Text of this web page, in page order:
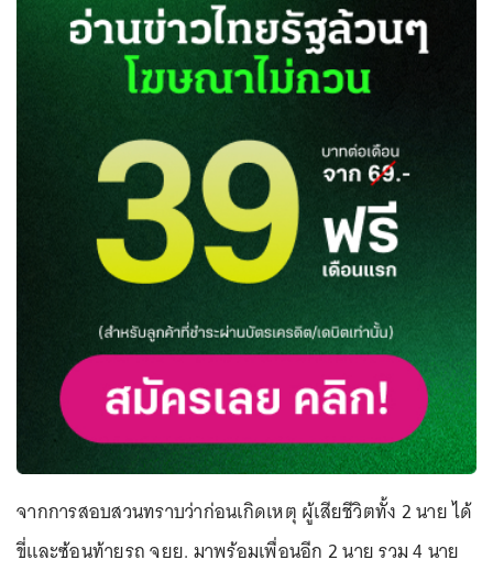
จากการสอบสวนทราบว่าก่อนเกิดเหตุ ผู้เสียชีวิตทั้ง 2 นาย ได้
ขี่และซ้อนท้ายรถ จยย. มาพร้อมเพื่อนอีก 2 นาย รวม 4 นาย